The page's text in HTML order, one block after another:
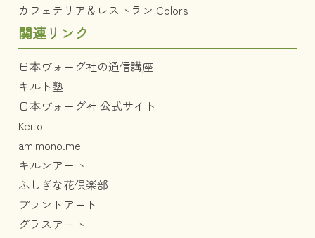
カフェテリア＆レストラン Colors
関連リンク
日本ヴォーグ社の通信講座
キルト塾
日本ヴォーグ社 公式サイト
Keito
amimono.me
キルンアート
ふしぎな花倶楽部
プラントアート
グラスアート